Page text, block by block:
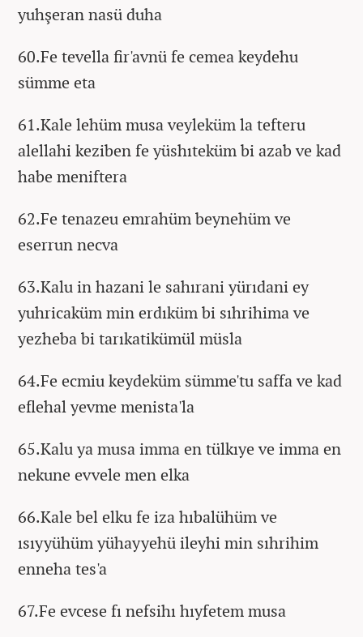
yuhşeran nasü duha
60.Fe tevella fir'avnü fe cemea keydehu
sümme eta
61.Kale lehüm musa veyleküm la tefteru
alellahi keziben fe yüshıteküm bi azab ve kad
habe meniftera
62.Fe tenazeu emrahüm beynehüm ve
eserrun necva
63.Kalu in hazani le sahırani yürıdani ey
yuhricaküm min erdıküm bi sıhrihima ve
yezheba bi tarıkatikümül müsla
64.Fe ecmiu keydeküm sümme'tu saffa ve kad
eflehal yevme menista'la
65.Kalu ya musa imma en tülkıye ve imma en
nekune evvele men elka
66.Kale bel elku fe iza hıbalühüm ve
ısıyyühüm yühayyehü ileyhi min sıhrihim
enneha tes'a
67.Fe evcese fı nefsihı hıyfetem musa